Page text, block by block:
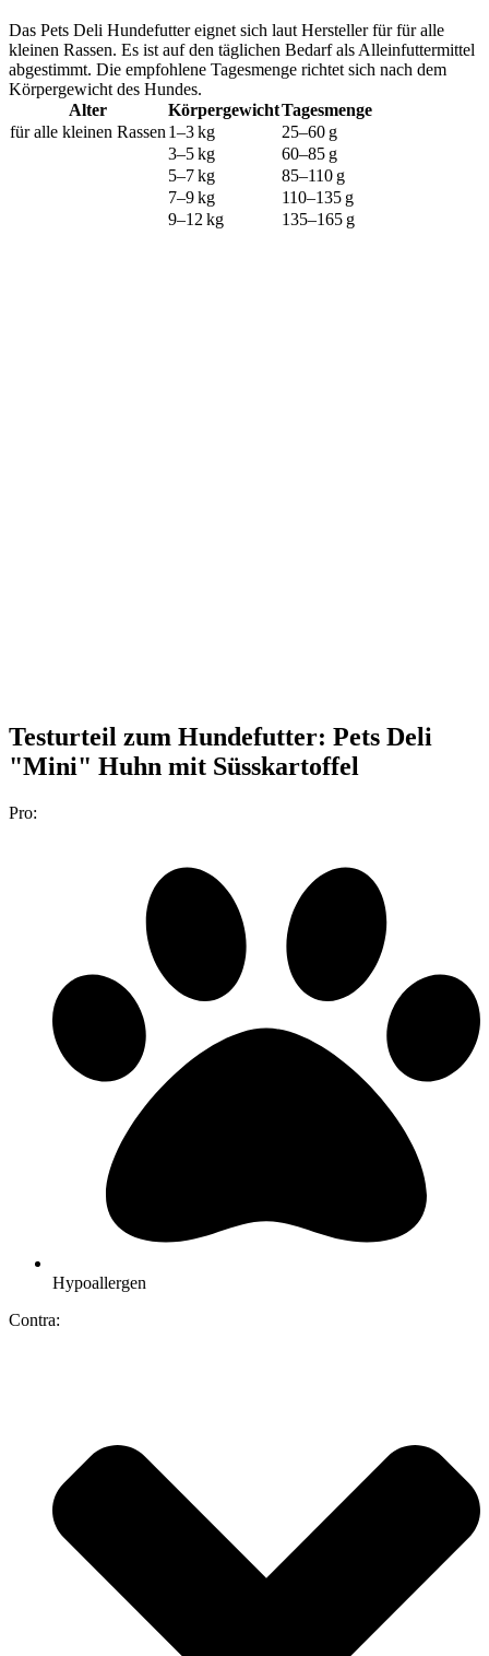
Das Pets Deli Hundefutter eignet sich laut Hersteller für für alle
kleinen Rassen. Es ist auf den täglichen Bedarf als Alleinfuttermittel
abgestimmt. Die empfohlene Tagesmenge richtet sich nach dem
Körpergewicht des Hundes.
Alter
KörpergewichtTagesmenge
für alle kleinen Rassen 1–3 kg
25–60 g
3–5 kg
60–85 g
5–7 kg
85–110 g
7–9 kg
110–135 g
9–12 kg
135–165 g
Testurteil zum Hundefutter: Pets Deli
"Mini" Huhn mit Süsskartoffel
Pro:
Hypoallergen
Contra: